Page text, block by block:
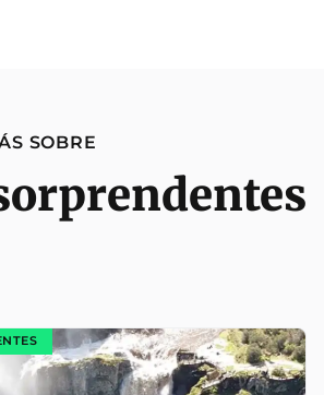
SOBRE